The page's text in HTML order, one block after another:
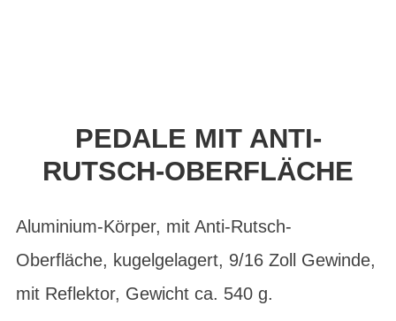
PEDALE MIT ANTI-
RUTSCH-OBERFLÄCHE
Aluminium-Körper, mit Anti-Rutsch-
Oberfläche, kugelgelagert, 9/16 Zoll Gewinde,
mit Reflektor, Gewicht ca. 540 g.